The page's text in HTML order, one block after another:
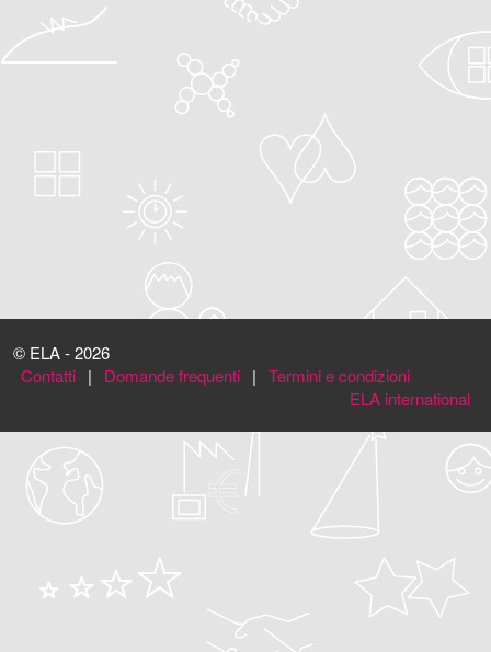
© ELA - 2026
Contatti | Domande frequenti | Termini e condizioni
ELA international